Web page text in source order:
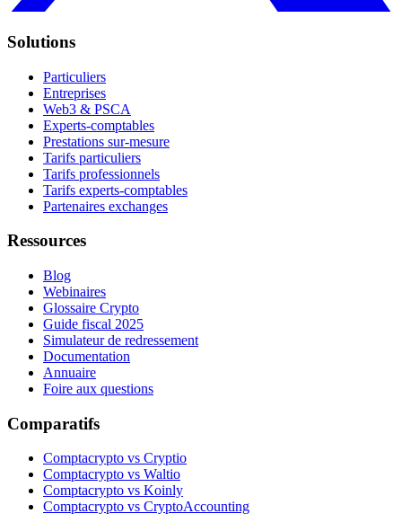
Solutions
Particuliers
Entreprises
Web3 & PSCA
Experts-comptables
Prestations sur-mesure
Tarifs particuliers
Tarifs professionnels
Tarifs experts-comptables
Partenaires exchanges
Ressources
Blog
Webinaires
Glossaire Crypto
Guide fiscal 2025
Simulateur de redressement
Documentation
Annuaire
Foire aux questions
Comparatifs
Comptacrypto vs Cryptio
Comptacrypto vs Waltio
Comptacrypto vs Koinly
Comptacrypto vs CryptoAccounting